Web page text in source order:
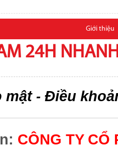
Giới thiệu
24H
mật- Điều
CÔNG TY CỔ